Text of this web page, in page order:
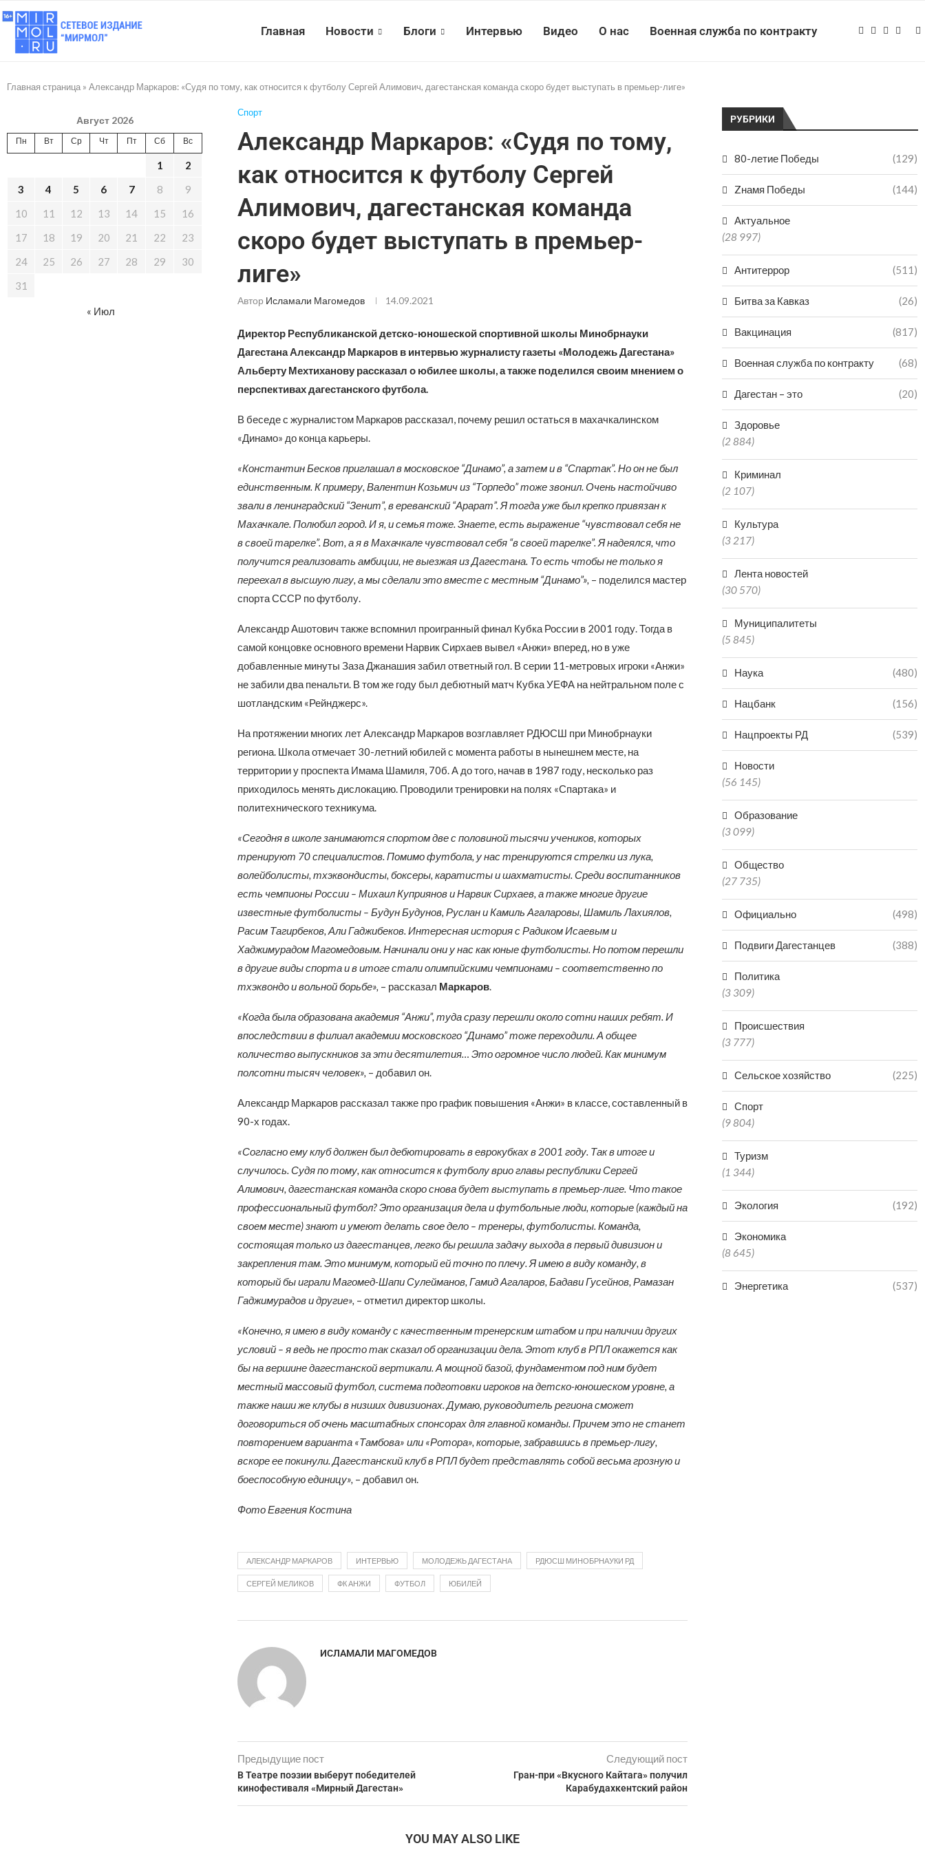
Главная Новости Блоги Интервью Видео О нас Военная служба по контракту
Главная страница » Александр Маркаров: «Судя по тому, как относится к футболу Сергей Алимович, дагестанская команда скоро будет выступать в премьер-лиге»
Спорт
Александр Маркаров: «Судя по тому,
как относится к футболу Сергей
Алимович, дагестанская команда
скоро будет выступать в премьер-
лиге»
Автор Исламали Магомедов 14.09.2021
Директор Республиканской детско-юношеской спортивной школы Минобрнауки
Дагестана Александр Маркаров в интервью журналисту газеты «Молодежь Дагестана»
Альберту Мехтиханову рассказал о юбилее школы, а также поделился своим мнением о
перспективах дагестанского футбола.
В беседе с журналистом Маркаров рассказал, почему решил остаться в махачкалинском
«Динамо» до конца карьеры.
«Константин Бесков приглашал в московское “Динамо”, а затем и в “Спартак”. Но он не был
единственным. К примеру, Валентин Козьмич из “Торпедо” тоже звонил. Очень настойчиво
звали в ленинградский “Зенит”, в ереванский “Арарат”. Я тогда уже был крепко привязан к
Махачкале. Полюбил город. И я, и семья тоже. Знаете, есть выражение “чувствовал себя не
в своей тарелке”. Вот, а я в Махачкале чувствовал себя “в своей тарелке”. Я надеялся, что
получится реализовать амбиции, не выезжая из Дагестана. То есть чтобы не только я
переехал в высшую лигу, а мы сделали это вместе с местным “Динамо”», – поделился мастер
спорта СССР по футболу.
Александр Ашотович также вспомнил проигранный финал Кубка России в 2001 году. Тогда в
самой концовке основного времени Нарвик Сирхаев вывел «Анжи» вперед, но в уже
добавленные минуты Заза Джанашия забил ответный гол. В серии 11-метровых игроки «Анжи»
не забили два пенальти. В том же году был дебютный матч Кубка УЕФА на нейтральном поле с
шотландским «Рейнджерс».
На протяжении многих лет Александр Маркаров возглавляет РДЮСШ при Минобрнауки
региона. Школа отмечает 30-летний юбилей с момента работы в нынешнем месте, на
территории у проспекта Имама Шамиля, 70б. А до того, начав в 1987 году, несколько раз
приходилось менять дислокацию. Проводили тренировки на полях «Спартака» и
политехнического техникума.
«Сегодня в школе занимаются спортом две с половиной тысячи учеников, которых
тренируют 70 специалистов. Помимо футбола, у нас тренируются стрелки из лука,
волейболисты, тхэквондисты, боксеры, каратисты и шахматисты. Среди воспитанников
есть чемпионы России – Михаил Куприянов и Нарвик Сирхаев, а также многие другие
известные футболисты – Будун Будунов, Руслан и Камиль Агаларовы, Шамиль Лахиялов,
Расим Тагирбеков, Али Гаджибеков. Интересная история с Радиком Исаевым и
Хаджимурадом Магомедовым. Начинали они у нас как юные футболисты. Но потом перешли
в другие виды спорта и в итоге стали олимпийскими чемпионами – соответственно по
тхэквондо и вольной борьбе», – рассказал Маркаров.
«Когда была образована академия “Анжи”, туда сразу перешли около сотни наших ребят. И
впоследствии в филиал академии московского “Динамо” тоже переходили. А общее
количество выпускников за эти десятилетия… Это огромное число людей. Как минимум
полсотни тысяч человек», – добавил он.
Александр Маркаров рассказал также про график повышения «Анжи» в классе, составленный в
90-х годах.
«Согласно ему клуб должен был дебютировать в еврокубках в 2001 году. Так в итоге и
случилось. Судя по тому, как относится к футболу врио главы республики Сергей
Алимович, дагестанская команда скоро снова будет выступать в премьер-лиге. Что такое
профессиональный футбол? Это организация дела и футбольные люди, которые (каждый на
своем месте) знают и умеют делать свое дело – тренеры, футболисты. Команда,
состоящая только из дагестанцев, легко бы решила задачу выхода в первый дивизион и
закрепления там. Это минимум, который ей точно по плечу. Я имею в виду команду, в
который бы играли Магомед-Шапи Сулейманов, Гамид Агаларов, Бадави Гусейнов, Рамазан
Гаджимурадов и другие», – отметил директор школы.
«Конечно, я имею в виду команду с качественным тренерским штабом и при наличии других
условий – я ведь не просто так сказал об организации дела. Этот клуб в РПЛ окажется как
бы на вершине дагестанской вертикали. А мощной базой, фундаментом под ним будет
местный массовый футбол, система подготовки игроков на детско-юношеском уровне, а
также наши же клубы в низших дивизионах. Думаю, руководитель региона сможет
договориться об очень масштабных спонсорах для главной команды. Причем это не станет
повторением варианта «Тамбова» или «Ротора», которые, забравшись в премьер-лигу,
вскоре ее покинули. Дагестанский клуб в РПЛ будет представлять собой весьма грозную и
боеспособную единицу», – добавил он.
Фото Евгения Костина
АЛЕКСАНДР МАРКАРОВ ИНТЕРВЬЮ МОЛОДЕЖЬ ДАГЕСТАНА РДЮСШ МИНОБРНАУКИ РД
СЕРГЕЙ МЕЛИКОВ ФК АНЖИ ФУТБОЛ ЮБИЛЕЙ
ИСЛАМАЛИ МАГОМЕДОВ
Предыдущие пост
В Театре поэзии выберут победителей
кинофестиваля «Мирный Дагестан»
Следующий пост
Гран-при «Вкусного Кайтага» получил
Карабудахкентский район
YOU MAY ALSO LIKE
РУБРИКИ
80-летие Победы (129)
Zнамя Победы (144)
Актуальное
(28 997)
Антитеррор (511)
Битва за Кавказ (26)
Вакцинация (817)
Военная служба по контракту (68)
Дагестан – это (20)
Здоровье
(2 884)
Криминал
(2 107)
Культура
(3 217)
Лента новостей
(30 570)
Муниципалитеты
(5 845)
Наука (480)
Нацбанк (156)
Нацпроекты РД (539)
Новости
(56 145)
Образование
(3 099)
Общество
(27 735)
Официально (498)
Подвиги Дагестанцев (388)
Политика
(3 309)
Происшествия
(3 777)
Сельское хозяйство (225)
Спорт
(9 804)
Туризм
(1 344)
Экология (192)
Экономика
(8 645)
Энергетика (537)
Август 2026
Пн Вт Ср Чт Пт Сб Вс
1
2
3
4 5 6 7 8
9
10
11 12 13 14 15
16
17
18 19 20 21 22
23
24
25 26 27 28 29
30
31
« Июл